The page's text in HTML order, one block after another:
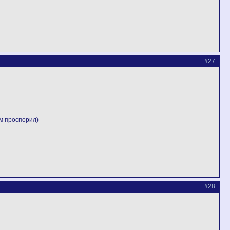
#27
проспорил)
#28